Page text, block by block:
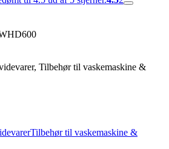
Tilbehør til vaskemaskine &
Tilbehør til vaskemaskine &